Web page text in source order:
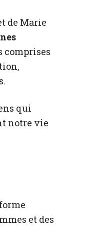
de Marie
comprises
qui
notre vie
et des